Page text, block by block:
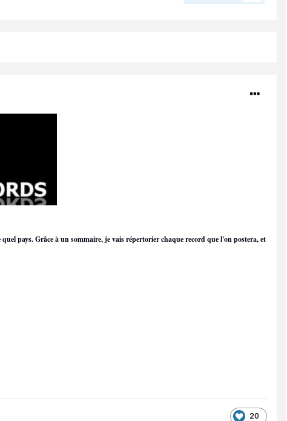
pays. Grâce à un sommaire, je vais répertorier chaque record que l'on postera, et
20